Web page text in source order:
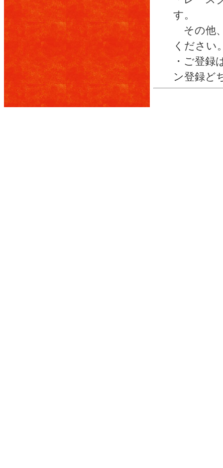
す。
その他
ください
・ご登録
ン登録ど